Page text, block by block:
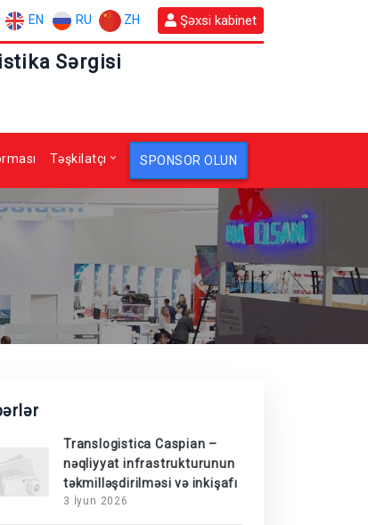
EN RU ZH Şəxsi kabinet
Sərgisi
Təşkilatçı SPONSOR OLUN
Translogistica Caspian –
nəqliyyat infrastrukturunun
təkmilləşdirilməsi və inkişafı
3 İyun 2026